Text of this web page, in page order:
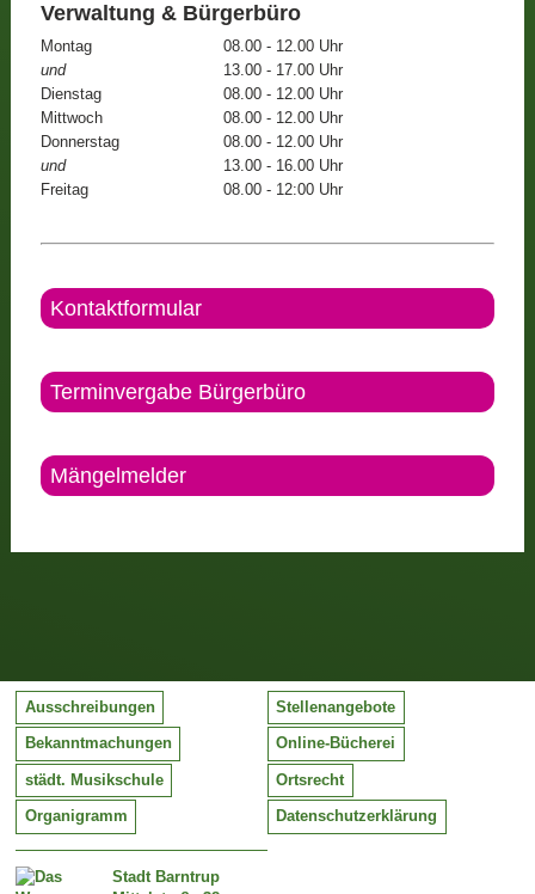
Verwaltung & Bürgerbüro
Montag
08.00 - 12.00 Uhr
und
13.00 - 17.00 Uhr
Dienstag
08.00 - 12.00 Uhr
Mittwoch
08.00 - 12.00 Uhr
Donnerstag
08.00 - 12.00 Uhr
und
13.00 - 16.00 Uhr
Freitag
08.00 - 12:00 Uhr
Kontaktformular
Terminvergabe Bürgerbüro
Mängelmelder
Stadt Barntrup
Ausschreibungen Stellenangebote
Bekanntmachungen Online-Bücherei
städt. Musikschule Ortsrecht
Organigramm Datenschutzerklärung